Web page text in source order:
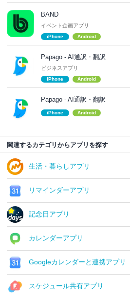
BAND
イベント企画アプリ
iPhone Android
Papago - AI通訳・翻訳
ビジネスアプリ
iPhone Android
Papago - AI通訳・翻訳
iPhone Android
関連するカテゴリからアプリを探す
生活・暮らしアプリ
リマインダーアプリ
記念日アプリ
カレンダーアプリ
Googleカレンダーと連携アプリ
スケジュール共有アプリ